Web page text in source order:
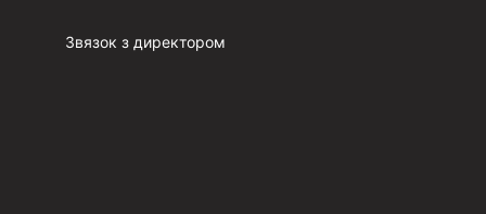
Звязок з директором